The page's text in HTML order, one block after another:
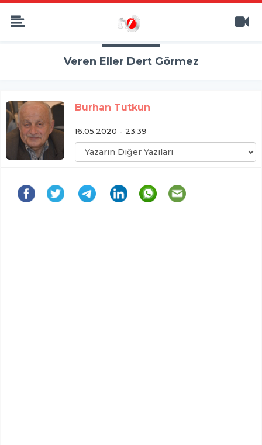
Veren Eller Dert Görmez
Burhan Tutkun
16.05.2020 - 23:39